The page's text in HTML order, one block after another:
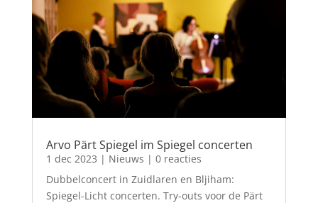
Arvo Pärt Spiegel im Spiegel concerten
1 dec 2023 | Nieuws | 0 reacties
Dubbelconcert in Zuidlaren en Bljiham:
Spiegel-Licht concerten. Try-outs voor de Pärt